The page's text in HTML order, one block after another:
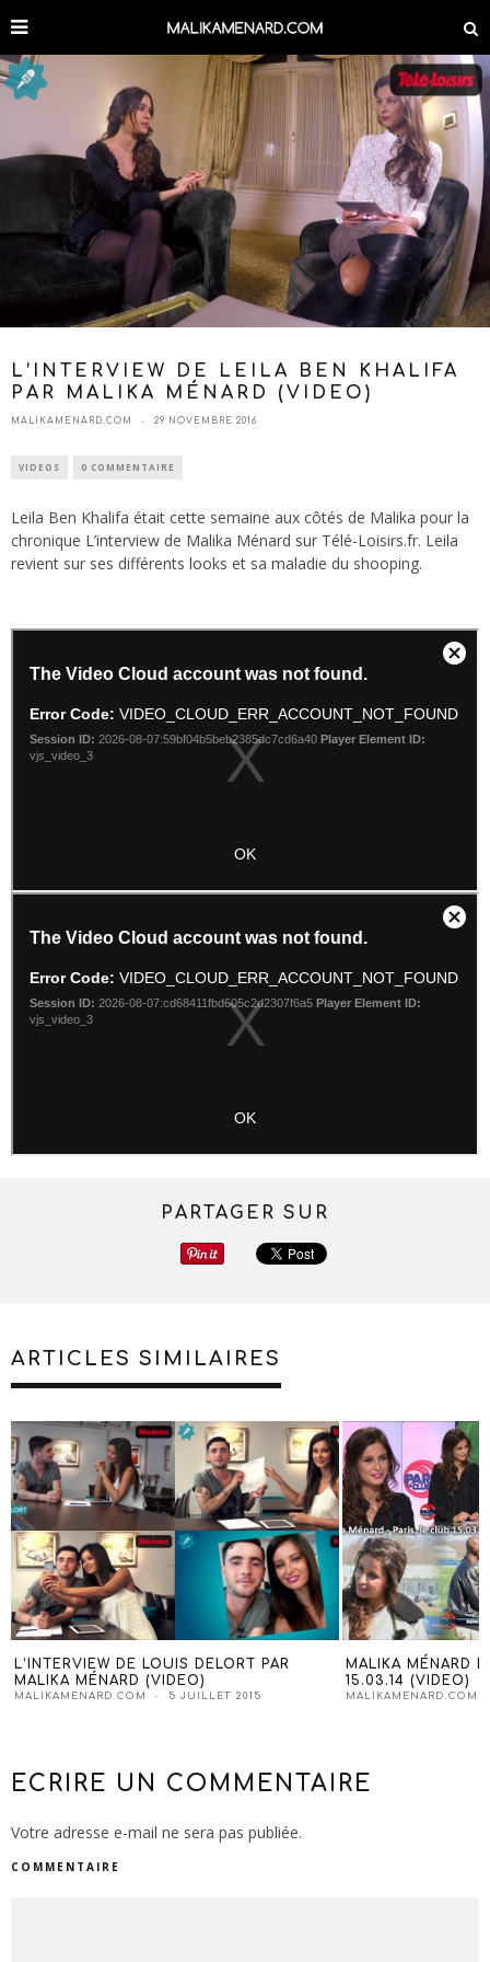
L’INTERVIEW DE LEILA BEN KHALIFA
PAR MALIKA MÉNARD (VIDEO)
MALIKAMENARD.COM 29 NOVEMBRE 2016
VIDEOS 0 COMMENTAIRE
Leila Ben Khalifa était cette semaine aux côtés de Malika pour la
chronique L’interview de Malika Ménard sur Télé-Loisirs.fr. Leila
revient sur ses différents looks et sa maladie du shooping.
PARTAGER SUR
ARTICLES SIMILAIRES
L’INTERVIEW DE LOUIS DELORT PAR
MALIKA MÉNARD (VIDEO)
MALIKAMENARD.COM 5 JUILLET 2015
MALIKA MÉNARD
15.03.14 (VIDEO)
MALIKAMENARD.COM
ECRIRE UN COMMENTAIRE
Votre adresse e-mail ne sera pas publiée.
COMMENTAIRE